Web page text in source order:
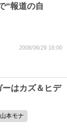
“報道の自
2008/06/29 18:00
はカズ＆ヒデ
山本モナ